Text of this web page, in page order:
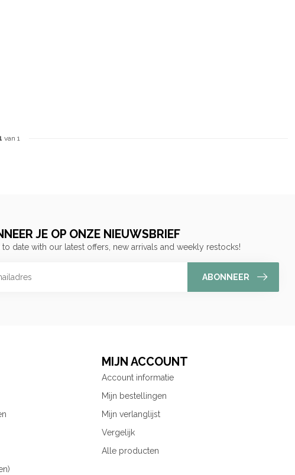
van 1
JE OP ONZE NIEUWSBRIEF
to date with our latest offers, new arrivals and weekly restocks!
ABONNEER
MIJN ACCOUNT
Account informatie
Mijn bestellingen
Mijn verlanglijst
Vergelijk
Alle producten